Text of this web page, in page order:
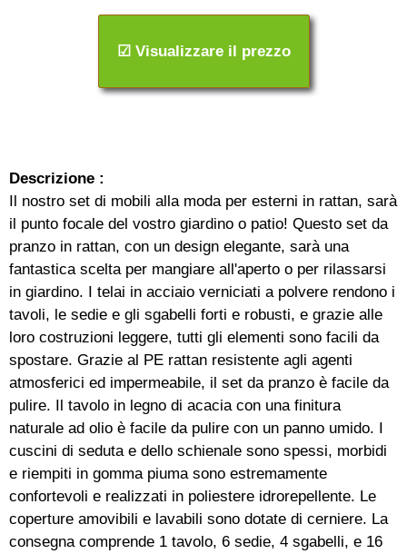
☑ Visualizzare il prezzo
Descrizione :
Il nostro set di mobili alla moda per esterni in rattan, sarà
il punto focale del vostro giardino o patio! Questo set da
pranzo in rattan, con un design elegante, sarà una
fantastica scelta per mangiare all'aperto o per rilassarsi
in giardino. I telai in acciaio verniciati a polvere rendono i
tavoli, le sedie e gli sgabelli forti e robusti, e grazie alle
loro costruzioni leggere, tutti gli elementi sono facili da
spostare. Grazie al PE rattan resistente agli agenti
atmosferici ed impermeabile, il set da pranzo è facile da
pulire. Il tavolo in legno di acacia con una finitura
naturale ad olio è facile da pulire con un panno umido. I
cuscini di seduta e dello schienale sono spessi, morbidi
e riempiti in gomma piuma sono estremamente
confortevoli e realizzati in poliestere idrorepellente. Le
coperture amovibili e lavabili sono dotate di cerniere. La
consegna comprende 1 tavolo, 6 sedie, 4 sgabelli, e 16